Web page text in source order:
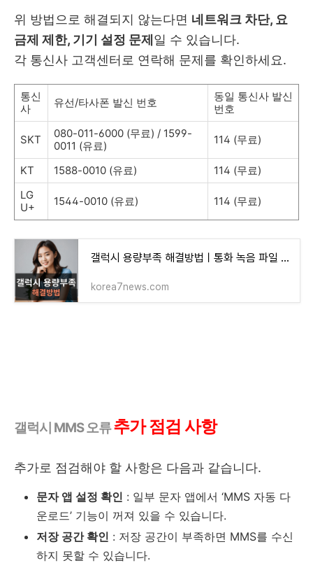
위 방법으로 해결되지 않는다면 네트워크 차단, 요
금제 제한, 기기 설정 문제일 수 있습니다.
각 통신사 고객센터로 연락해 문제를 확인하세요.
통신
사
유선/타사폰 발신 번호
동일 통신사 발신
번호
SKT
080-011-6000 (무료) / 1599-
0011 (유료)
114 (무료)
KT 1588-0010 (유료)
114 (무료)
LG
U+
1544-0010 (유료) 114 (무료)
갤럭시 용량부족 해결방법ㅣ통화 녹음 파일 삭제
korea7news.com
갤럭시 MMS 오류추가 점검 사항
추가로 점검해야 할 사항은 다음과 같습니다.
문자 앱 설정 확인 : 일부 문자 앱에서 ‘MMS 자동 다
운로드’ 기능이 꺼져 있을 수 있습니다.
저장 공간 확인 : 저장 공간이 부족하면 MMS를 수신
하지 못할 수 있습니다.